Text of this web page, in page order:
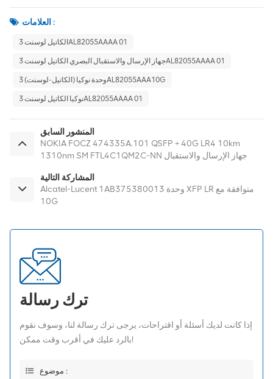
العلامات :
الكاتيل لوسنت 3AL82055AAAA 01
جهاز الإرسال والاستقبال البصري الكاتيل لوسنت 3AL82055AAAA 01
وحدة نوكيا (الكاتيل-لوسنت) 3AL82055AAA10G
نوكيا الكاتيل لوسنت 3AL82055AAAA 01
المنشور السابق
NOKIA FOCZ 474335A.101 QSFP + 40G LR4 10km
1310nm SM FTL4C1QM2C-NN جهاز الإرسال والاستقبال
المشاركة التالية
Alcatel-Lucent 1AB375380013 وحدة XFP LR متوافقة مع
10G
ترك رسالة
إذا كانت لديك أسئلة أو اقتراحات، يرجى ترك رسالة لنا، وسوف نقوم
بالرد عليك في أقرب وقت ممكن!
موضوع :